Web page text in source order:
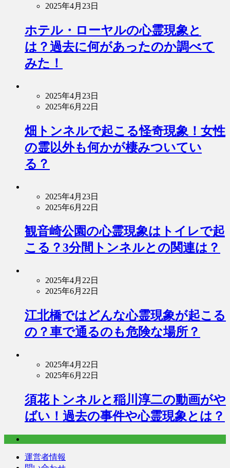
2025年4月23日
ホテル・ローヤルの心霊現象と
は？過去に何があったのか調べて
みた！
2025年4月23日
2025年6月22日
畑トンネルで起こる怪奇現象！女性
の霊以外も何かが棲みついてい
る？
2025年4月23日
2025年6月22日
観音崎公園の心霊現象はトイレで起
こる？3分間トンネルとの関連は？
2025年4月22日
2025年6月22日
江北橋ではどんな心霊現象が起こる
の？車で通るのも危険な場所？
2025年4月22日
2025年6月22日
須花トンネルと稲川淳二の動画がや
ばい！過去の事件や心霊現象とは？
運営者情報